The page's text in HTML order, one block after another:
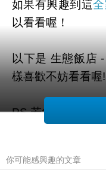
如果有興趣到這
以看看喔！
以下是 生態飯店
樣喜歡不妨看看喔!
PS.若您家裡有
↓↓↓限量特優價格
你可能感興趣的文章